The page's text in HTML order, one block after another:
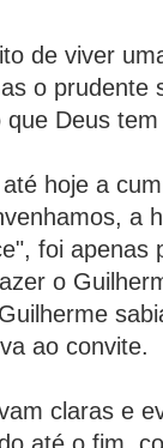
de viver
o prudente
Deus
hoje a
a
foi apenas
o
ao convite.
claras e